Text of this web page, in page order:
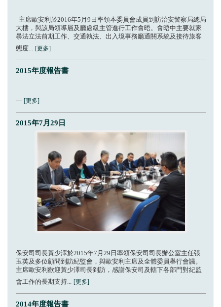
主席歐安利於2016年5月9日率領本委員會成員到訪治安警察局總局
大樓，與該局領導層及廳處級主管進行工作會晤。會晤中主要就家
暴法立法前期工作、交通執法、出入境事務廳通關系統及接待旅客
態度... [更多]
2015年度報告書
--- [更多]
2015年7月29日
保安司司長黃少澤於2015年7月29日率領保安司司長辦公室主任張
玉英及多位顧問到訪紀監會，與歐安利主席及全體委員舉行會議。
主席歐安利歡迎黃少澤司長到訪，感謝保安司及轄下各部門對紀監
會工作的長期支持... [更多]
2014年度報告書